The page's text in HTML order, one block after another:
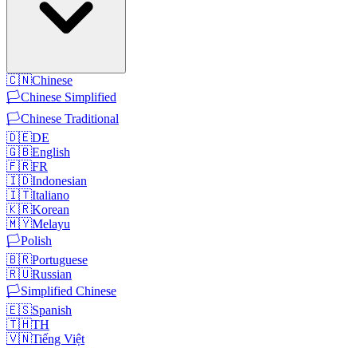
🇨🇳Chinese
🏳️Chinese Simplified
🏳️Chinese Traditional
🇩🇪DE
🇬🇧English
🇫🇷FR
🇮🇩Indonesian
🇮🇹Italiano
🇰🇷Korean
🇲🇾Melayu
🏳️Polish
🇧🇷Portuguese
🇷🇺Russian
🏳️Simplified Chinese
🇪🇸Spanish
🇹🇭TH
🇻🇳Tiếng Việt